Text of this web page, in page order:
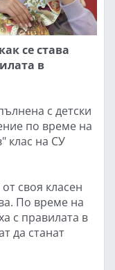
се става
в
с детски
по време на
клас на СУ
своя класен
По време на
с правилата в
да станат